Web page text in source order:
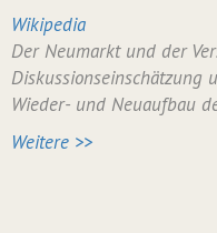
Wikipedia
Der Neumarkt und der
Diskussionseinschätzung
Wieder- und Neuaufbau
Weitere >>